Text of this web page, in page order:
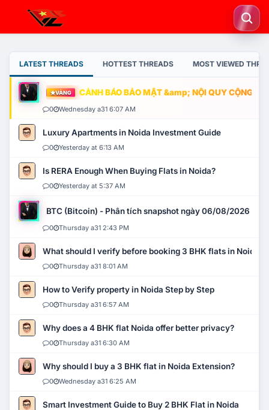
LATEST THREADS HOTTEST THREADS MOST VIEWED
VÀNG CẢNH BÁO BẢO MẬT &amp; NỘI QUY CỘNG
0 Wednesday a31 6:07 AM
Luxury Apartments in Noida Investment Guide
0 Yesterday at 6:13 AM
Is RERA Enough When Buying Flats in Noida?
0 Yesterday at 5:37 AM
BTC (Bitcoin) - Phân tích snapshot ngày 06/08/2026
0 Thursday a31 2:43 PM
What should I verify before booking 3 BHK flats in Noida?
0 Thursday a31 8:01 AM
How to Verify property in Noida Step by Step
0 Thursday a31 6:57 AM
Why does a 4 BHK flat Noida offer better privacy?
0 Thursday a31 6:30 AM
Why should I buy a 3 BHK flat in Noida Extension?
0 Wednesday a31 6:25 AM
Smart Investment Guide to Buy 2 BHK Flat in Noida